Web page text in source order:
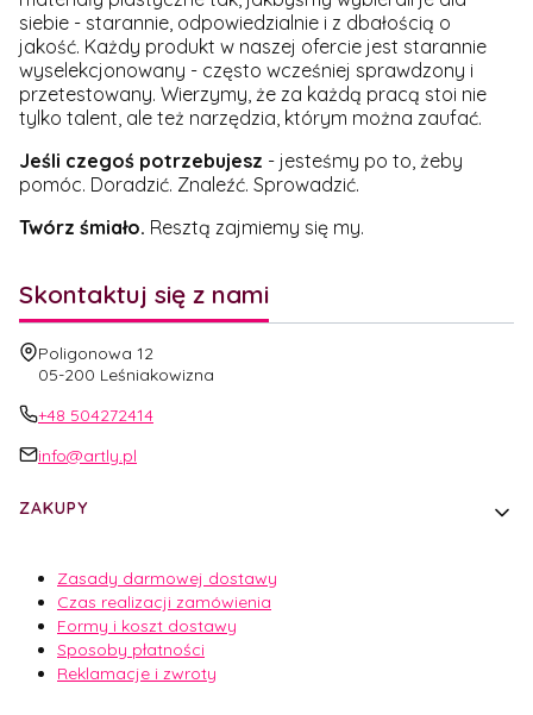
siebie - starannie, odpowiedzialnie i z dbałością o
jakość. Każdy produkt w naszej ofercie jest starannie
wyselekcjonowany - często wcześniej sprawdzony i
przetestowany. Wierzymy, że za każdą pracą stoi nie
tylko talent, ale też narzędzia, którym można zaufać.
Jeśli czegoś potrzebujesz - jesteśmy po to, żeby
pomóc. Doradzić. Znaleźć. Sprowadzić.
Twórz śmiało. Resztą zajmiemy się my.
Skontaktuj się z nami
Adres:
Poligonowa 12
05-200 Leśniakowizna
+48 504272414
info@artly.pl
ZAKUPY
Zasady darmowej dostawy
Czas realizacji zamówienia
Formy i koszt dostawy
Sposoby płatności
Reklamacje i zwroty